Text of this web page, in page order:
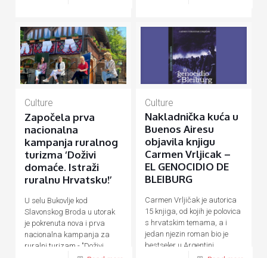
Culture
Započela prva
nacionalna
kampanja ruralnog
turizma ‘Doživi
domaće. Istraži
ruralnu Hrvatsku!’
U selu Bukovlje kod
Slavonskog Broda u utorak
je pokrenuta nova i prva
nacionalna kampanja za
ruralni turizam - "Doživi
Culture
Nakladnička kuća u
Buenos Airesu
objavila knjigu
Carmen Vrljicak –
EL GENOCIDIO DE
BLEIBURG
Carmen Vrljičak je autorica
15 knjiga, od kojih je polovica
s hrvatskim temama, a i
jedan njezin roman bio je
bestseler u Argentini.